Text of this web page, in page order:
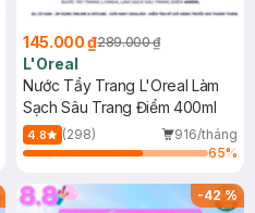
145.000 ₫289.000 ₫
L'Oreal
Nước Tẩy Trang L'Oreal Làm
Sạch Sâu Trang Điểm 400ml
4.8 (298)
916/tháng
65%
-42%